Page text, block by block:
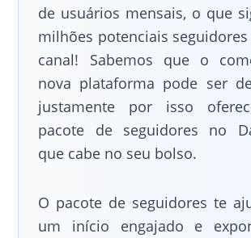
de usuários mensais, o que
milhões potenciais
canal! Sabemos que o
nova plataforma pode ser
justamente por isso
pacote de seguidores no
que cabe no seu bolso.
O pacote de seguidores te
um início engajado e